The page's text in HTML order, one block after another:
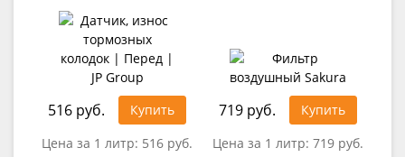
516 руб.
Купить
Цена за 1 литр: 516 руб.
719 руб.
Купить
Цена за 1 литр: 719 руб.